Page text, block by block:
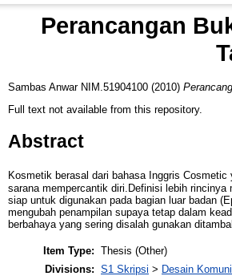
Perancangan
Sambas Anwar NIM.51904100 (2010)
Full text not available from this repository.
Abstract
Kosmetik berasal dari bahasa Inggris
sarana mempercantik diri.Definisi lebih
siap untuk digunakan pada bagian luar badan
mengubah penampilan supaya tetap dalam
berbahaya yang sering disalah gunakan
Item Type: Thesis (Other)
Divisions: S1 Skripsi > Desain